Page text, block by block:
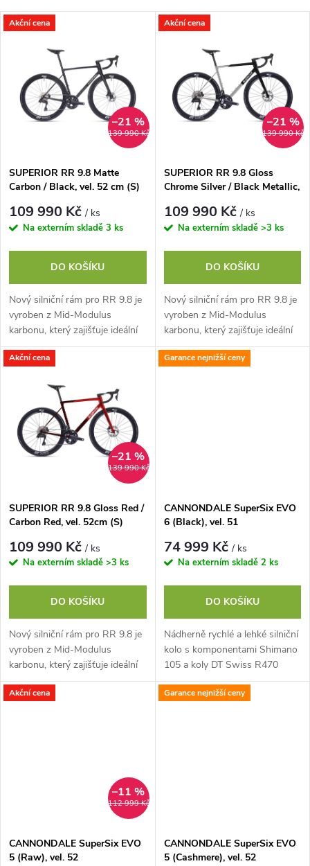
a
e
n
p
r
o
d
u
k
ů
Nejdražší
Abecedně
V
p
s
p
r
d
u
k
ů
Akční cena
139 990 Kč
–21 %
SUPERIOR RR 9.8 Matte
Carbon / Black, vel. 52 cm (S)
109 990 Kč/ ks
Na externím skladě 3 ks
DO KOŠÍKU
Nový silniční rám pro RR 9.8 je
vyroben z Mid-Modulus
karbonu, který zajišťuje ideální
rovnováhu mezi tuhostí a
nízkou hmotností. Navržen pro
Akční cena
139 990 Kč
–21 %
SUPERIOR RR 9.8 Gloss
Chrome Silver / Black Metallic,
109 990 Kč/ ks
Na externím skladě >3 ks
DO KOŠÍKU
Nový silniční rám pro RR 9.8 je
vyroben z Mid-Modulus
karbonu, který zajišťuje ideální
rovnováhu mezi tuhostí a
nízkou hmotností. Navržen pro
Akční cena
139 990 Kč
–21 %
SUPERIOR RR 9.8 Gloss Red /
Carbon Red, vel. 52cm (S)
109 990 Kč/ ks
Na externím skladě >3 ks
DO KOŠÍKU
Nový silniční rám pro RR 9.8 je
vyroben z Mid-Modulus
karbonu, který zajišťuje ideální
rovnováhu mezi tuhostí a
nízkou hmotností. Navržen pro
Garance nejnižší ceny
CANNONDALE SuperSix EVO
6 (Black), vel. 51
74 999 Kč/ ks
Na externím skladě 2 ks
DO KOŠÍKU
Nádherně rychlé a lehké silniční
kolo s komponentami Shimano
105 a koly DT Swiss R470
Akční cena
112 999 Kč
–11 %
CANNONDALE SuperSix EVO
5 (Raw), vel. 52
Garance nejnižší ceny
CANNONDALE SuperSix EVO
5 (Cashmere), vel. 52